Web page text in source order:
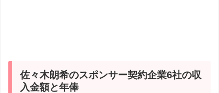
佐々木朗希のスポンサー契約企業6社の収
入金額と年俸